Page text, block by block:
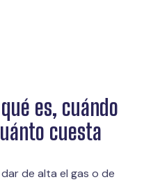
es, cuándo
cuesta
de alta el gas o de